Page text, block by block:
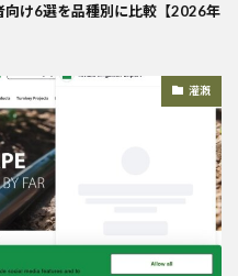
向け6選を品種別に比較【2026年
灌漑